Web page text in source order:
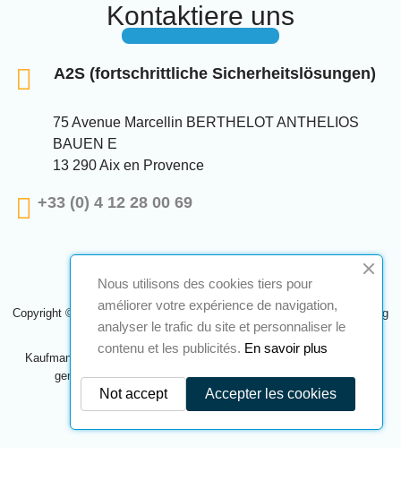
Kontaktiere uns
A2S (fortschrittliche Sicherheitslösungen)
75 Avenue Marcellin BERTHELOT ANTHELIOS
BAUEN E
13 290 Aix en Provence
+33 (0) 4 12 28 00 69
Copyright © 2024 A2S ATEX. Alle Rechte vorbehalten. Eine Realisierung
Navilog
Kaufmann, der von der offensichtlichen Meinung des Unternehmens
genehmigt wurde,Klicken Sie hier, um es zu überprüfen.
Nous utilisons des cookies tiers pour
améliorer votre expérience de navigation,
analyser le trafic du site et personnaliser le
contenu et les publicités. En savoir plus
Accepter les cookies
Not accept